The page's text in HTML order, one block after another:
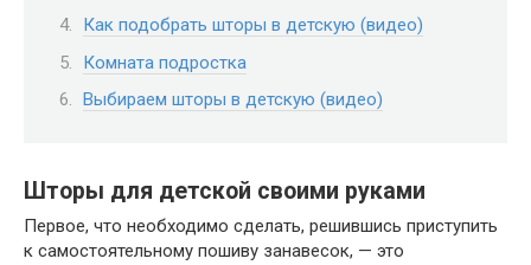
Как подобрать шторы в детскую (видео)
Комната подростка
Выбираем шторы в детскую (видео)
Шторы для детской своими руками
Первое, что необходимо сделать, решившись приступить
к самостоятельному пошиву занавесок, — это